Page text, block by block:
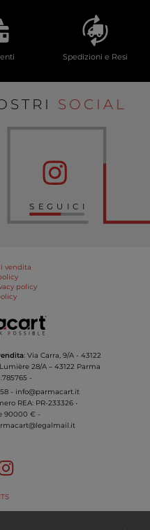
Spedizioni e Resi
SOCIAL
SEGUICI
vendita
policy
: Via Carra, 9/A - 43122
28/A – 43122 Parma
-
- info@parmacart.it
REA: PR-233326 -
90000 € -